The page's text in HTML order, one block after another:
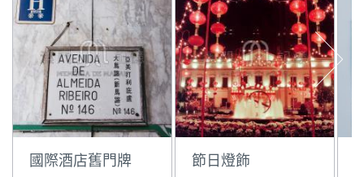
國際酒店舊門牌 節日燈飾